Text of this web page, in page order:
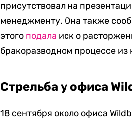
присутствовал на
менеджменту. Она также
этого подала иск о
бракоразводном процессе из
Стрельба у офиса
18 сентября около офиса